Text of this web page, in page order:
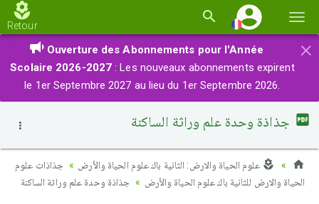
la
Retour
×
Ouverture des Abonnements pour l'Année
Scolaire 2026-2027 : Les nouveaux abonnements expirent
le 1er Septembre 2027 au lieu du 1er Septembre 2026.
جذاذة وحدة علم وراثة الساكنة
علوم الحياة والارض: الثانية باك علوم الحياة والأرض
جذاذات علوم
الحياة والارض للثانية باك علوم الحياة والأرض
جذاذة وحدة علم وراثة الساكنة